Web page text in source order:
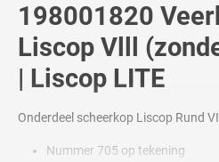
198001820
Liscop Vlll
| Liscop LITE
Onderdeel scheerkop Liscop Rund
Nummer 705 op tekening